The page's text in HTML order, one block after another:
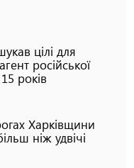
цілі для
російської
років
Харківщини
ніж удвічі